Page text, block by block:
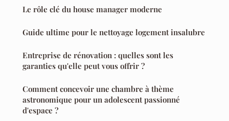
Le rôle clé du house manager moderne
Guide ultime pour le nettoyage logement insalubre
Entreprise de rénovation : quelles sont les
garanties qu'elle peut vous offrir ?
Comment concevoir une chambre à thème
astronomique pour un adolescent passionné
d'espace ?